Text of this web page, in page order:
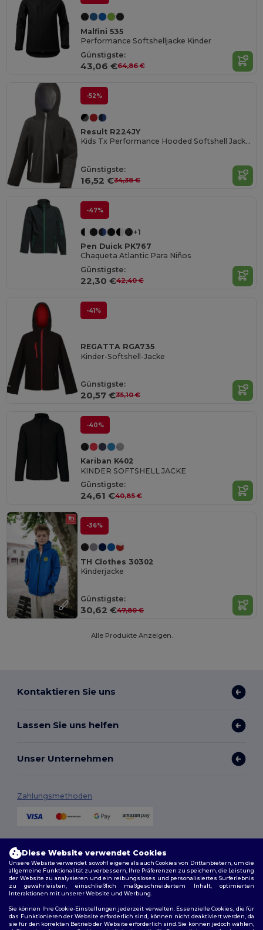
Malfini 535
Performance Softshelljacke Kinder
Günstigste:
43,06 €64,86 €
-52%
Result R224JY
Kids Tx Performance Hooded Softshell Jacket
Günstigste:
16,52 €34,38 €
-47%
+1
Pen Duick PK767
Chaqueta Atlantic Para Niños
Günstigste:
22,30 €42,40 €
-41%
REGATTA RGA735
Kinder-Softshell-Jacke
Günstigste:
20,57 €35,10 €
-40%
Kariban K402
KINDER SOFTSHELL JACKE
Günstigste:
24,61 €40,85 €
-36%
TH Clothes 30302
Kinderjacke
Günstigste:
30,62 €47,80 €
Alle Produkte Anzeigen.
Kontaktieren Sie uns
Lassen Sie uns helfen
Unser Unternehmen
Zahlungsmethoden
Diese Website verwendet Cookies
Unsere Website verwendet sowohl eigene als auch Cookies von Drittanbietern, um die
allgemeine Funktionalität zu verbessern, Ihre Präferenzen zu speichern, die Leistung
der Website zu analysieren und ein reibungsloses und personalisiertes Surferlebnis
zu gewährleisten, einschließlich maßgeschneidertem Inhalt, optimierten
Interaktionen mit unserer Website und Werbung.
Sie können Ihre Cookie-Einstellungen jederzeit verwalten. Essenzielle Cookies, die für
das Funktionieren der Website erforderlich sind, können nicht deaktiviert werden, da
sie für den korrekten Betrieb der Website erforderlich sind. Sie können jedoch wählen,